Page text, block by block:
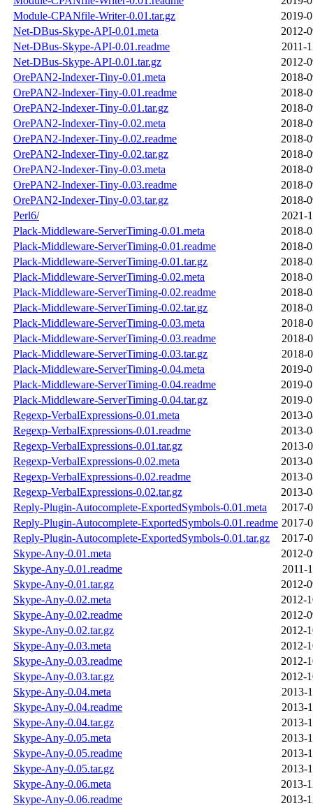
Module-CPANfile-Writer-0.01.tar.gz
2019-
Net-DBus-Skype-API-0.01.meta
2012-
Net-DBus-Skype-API-0.01.readme
2011-
Net-DBus-Skype-API-0.01.tar.gz
2012-
OrePAN2-Indexer-Tiny-0.01.meta
2018-
OrePAN2-Indexer-Tiny-0.01.readme
2018-
OrePAN2-Indexer-Tiny-0.01.tar.gz
2018-
OrePAN2-Indexer-Tiny-0.02.meta
2018-
OrePAN2-Indexer-Tiny-0.02.readme
2018-
OrePAN2-Indexer-Tiny-0.02.tar.gz
2018-
OrePAN2-Indexer-Tiny-0.03.meta
2018-
OrePAN2-Indexer-Tiny-0.03.readme
2018-
OrePAN2-Indexer-Tiny-0.03.tar.gz
2018-
Perl6/
2021-
Plack-Middleware-ServerTiming-0.01.meta
2018-
Plack-Middleware-ServerTiming-0.01.readme
2018-
Plack-Middleware-ServerTiming-0.01.tar.gz
2018-
Plack-Middleware-ServerTiming-0.02.meta
2018-
Plack-Middleware-ServerTiming-0.02.readme
2018-
Plack-Middleware-ServerTiming-0.02.tar.gz
2018-
Plack-Middleware-ServerTiming-0.03.meta
2018-
Plack-Middleware-ServerTiming-0.03.readme
2018-
Plack-Middleware-ServerTiming-0.03.tar.gz
2018-
Plack-Middleware-ServerTiming-0.04.meta
2019-
Plack-Middleware-ServerTiming-0.04.readme
2019-
Plack-Middleware-ServerTiming-0.04.tar.gz
2019-
Regexp-VerbalExpressions-0.01.meta
2013-
Regexp-VerbalExpressions-0.01.readme
2013-
Regexp-VerbalExpressions-0.01.tar.gz
2013-
Regexp-VerbalExpressions-0.02.meta
2013-
Regexp-VerbalExpressions-0.02.readme
2013-
Regexp-VerbalExpressions-0.02.tar.gz
2013-
Reply-Plugin-Autocomplete-ExportedSymbols-0.01.meta
2017-
Reply-Plugin-Autocomplete-ExportedSymbols-0.01.readme 2017-
Reply-Plugin-Autocomplete-ExportedSymbols-0.01.tar.gz
2017-
Skype-Any-0.01.meta
2012-
Skype-Any-0.01.readme
2011-
Skype-Any-0.01.tar.gz
2012-
Skype-Any-0.02.meta
2012-
Skype-Any-0.02.readme
2012-
Skype-Any-0.02.tar.gz
2012-
Skype-Any-0.03.meta
2012-
Skype-Any-0.03.readme
2012-
Skype-Any-0.03.tar.gz
2012-
Skype-Any-0.04.meta
2013-
Skype-Any-0.04.readme
2013-
Skype-Any-0.04.tar.gz
2013-
Skype-Any-0.05.meta
2013-
Skype-Any-0.05.readme
2013-
Skype-Any-0.05.tar.gz
2013-
Skype-Any-0.06.meta
2013-
Skype-Any-0.06.readme
2013-